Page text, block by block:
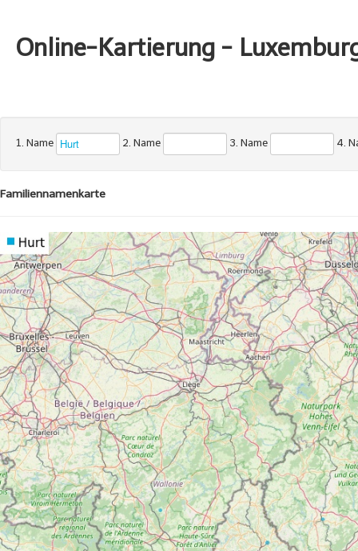
Online-Kartierung -
1. Name 2. Name 3. Name 4.
Familiennamenkarte